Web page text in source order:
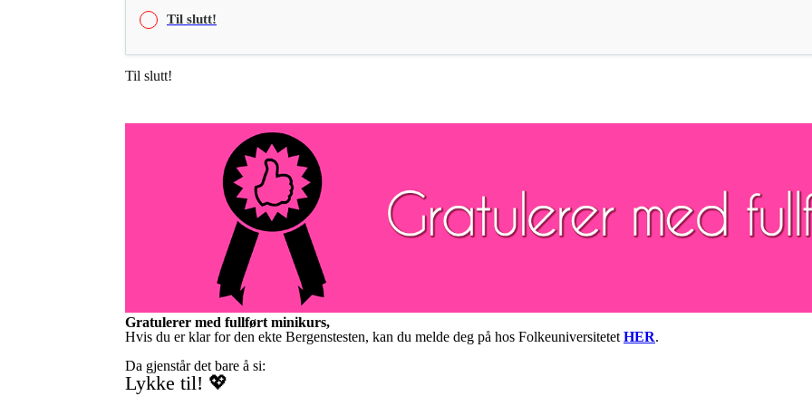
Til slutt!
Til slutt!
Gratulerer med fullført minikurs,
Hvis du er klar for den ekte Bergenstesten, kan du melde deg på hos Folkeuniversitetet HER.
Da gjenstår det bare å si:
Lykke til! 💖